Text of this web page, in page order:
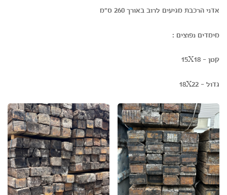
אדני הרכבת מגיעים לרוב באורך 260 ס"מ
מימדים נפוצים :
קטן - 15X18
גדול - 18X22